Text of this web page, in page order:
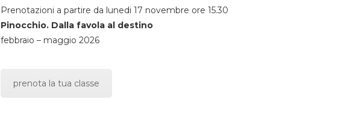
Prenotazioni a partire da lunedi 17 novembre ore 15.30
Pinocchio. Dalla favola al destino
febbraio – maggio 2026
prenota la tua classe